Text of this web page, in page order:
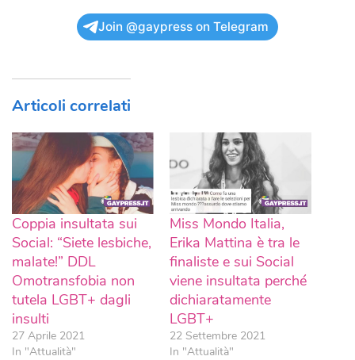
Join @gaypress on Telegram
Articoli correlati
Coppia insultata sui
Social: “Siete lesbiche,
malate!” DDL
Omotransfobia non
tutela LGBT+ dagli
insulti
27 Aprile 2021
In "Attualità"
Miss Mondo Italia,
Erika Mattina è tra le
finaliste e sui Social
viene insultata perché
dichiaratamente
LGBT+
22 Settembre 2021
In "Attualità"